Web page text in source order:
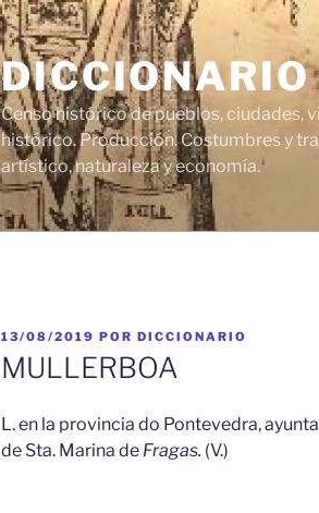
Censo histórico de pueblos, ciudades,
histórico. Producción. Costumbres y
artístico, naturaleza y economía.
PUBLICADO
EL
13/08/2019 POR DICCIONARIO
MULLERBOA
L. en la provincia do Pontevedra,
de Sta. Marina de Fragas. (V.)